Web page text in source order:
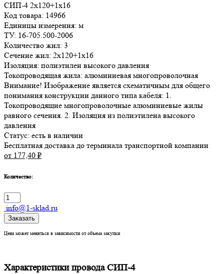
СИП-4 2х120+1х16
Код товара: 14966
Единицы измерения: м
ТУ: 16-705.500-2006
Количество жил: 3
Сечение жил: 2х120+1х16
Изоляция: полиэтилен высокого давления
Токопроводящая жила: алюминиевая многопроволочная
Внимание! Изображение является схематичным для общего
понимания конструкции данного типа кабеля: 1.
Токопроводящие многопроволочные алюминиевые жилы
равного сечения. 2. Изоляция из полиэтилена высокого
давления
Статус: есть в наличии
Бесплатная доставка до терминала транспортной компании
от 177,40 ₽
Количество:
info@1-sklad.ru
Заказать
Цена может меняться в зависимости от объема закупки
Характеристики провода СИП-4